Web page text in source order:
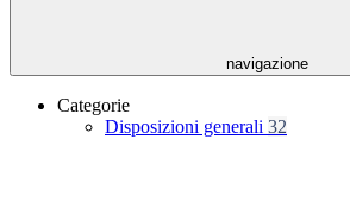
navigazione
Categorie
Disposizioni generali 32